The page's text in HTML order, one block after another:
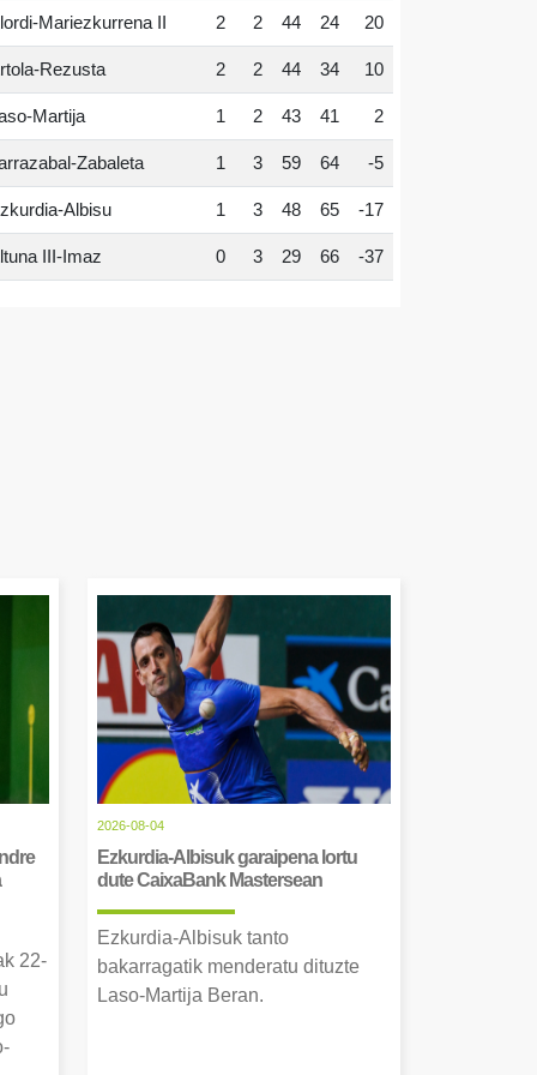
Mariezkurrena II 2 2 44 24 20
Rezusta 2 2 44 34 10
Martija 1 2 43 41 2
Zabaleta 1 3 59 64 -5
Albisu 1 3 48 65 -17
III-Imaz 0 3 29 66 -37
22-
2026-08-04
Ezkurdia-Albisuk garaipena lortu
dute CaixaBank Mastersean
Ezkurdia-Albisuk tanto
bakarragatik menderatu dituzte
Laso-Martija Beran.